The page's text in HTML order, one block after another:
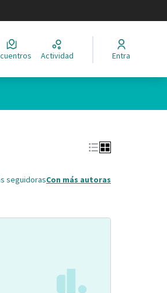
Actividad Entra
seguidorasCon más autoras